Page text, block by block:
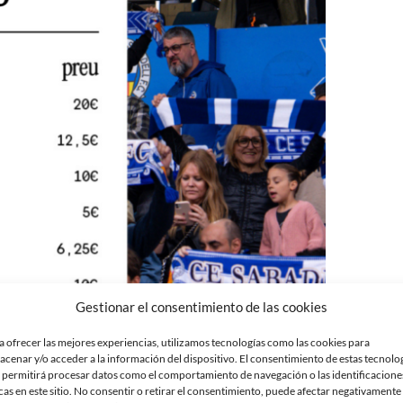
Gestionar el consentimiento de las cookies
ofrecer las mejores experiencias, utilizamos tecnologías como las cookies para
y/o acceder a la información del dispositivo. El consentimiento de estas
permitirá procesar datos como el comportamiento de navegación o las
en este sitio. No consentir o retirar el consentimiento, puede afectar negativamente